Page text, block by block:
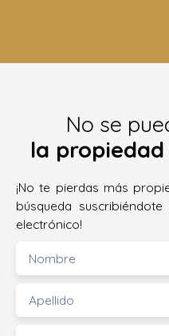
No se
la propiedad
¡No te pierdas más
búsqueda
electrónico!
Nombre
Apellido